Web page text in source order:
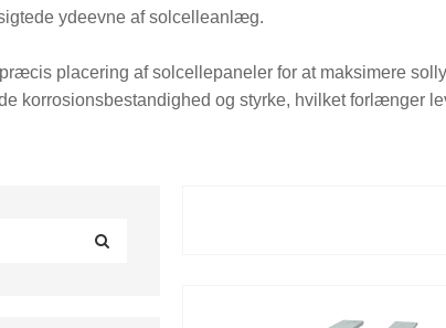
ydeevne af solcelleanlæg.
placering af solcellepaneler for at maksimere
korrosionsbestandighed og styrke, hvilket forlænger